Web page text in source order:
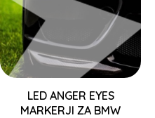
LED ANGER EYES
MARKERJI ZA BMW